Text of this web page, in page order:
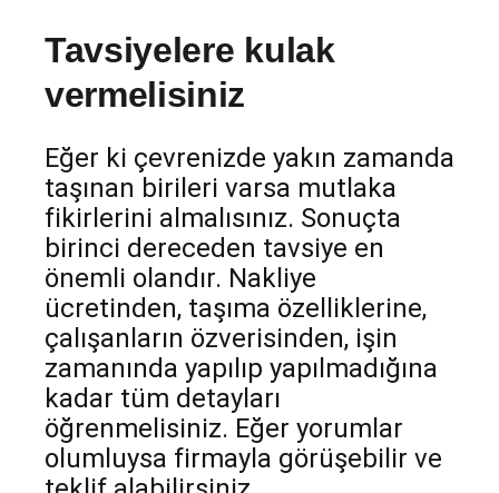
Tavsiyelere kulak
vermelisiniz
Eğer ki çevrenizde yakın zamanda
taşınan birileri varsa mutlaka
fikirlerini almalısınız. Sonuçta
birinci dereceden tavsiye en
önemli olandır. Nakliye
ücretinden, taşıma özelliklerine,
çalışanların özverisinden, işin
zamanında yapılıp yapılmadığına
kadar tüm detayları
öğrenmelisiniz. Eğer yorumlar
olumluysa firmayla görüşebilir ve